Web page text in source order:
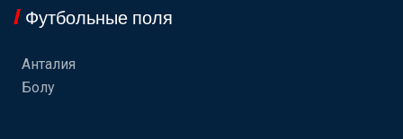
Футбольные поля
Анталия
Болу